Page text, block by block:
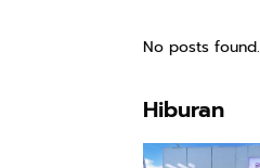
No posts found.
Hiburan